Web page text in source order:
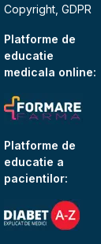
Copyright, GDPR
Platforme de
educatie
medicala online:
Platforme de
educatie a
pacientilor: